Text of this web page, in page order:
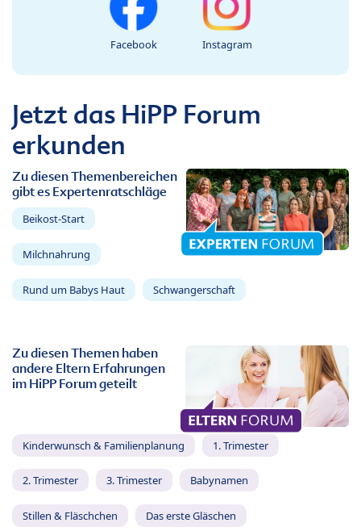
Facebook Instagram
Jetzt das HiPP Forum
erkunden
Zu diesen Themenbereichen
gibt es Expertenratschläge
Beikost-Start
Milchnahrung
Rund um Babys Haut Schwangerschaft
Zu diesen Themen haben
andere Eltern Erfahrungen
im HiPP Forum geteilt
Kinderwunsch & Familienplanung 1. Trimester
2. Trimester 3. Trimester Babynamen
Stillen & Fläschchen Das erste Gläschen